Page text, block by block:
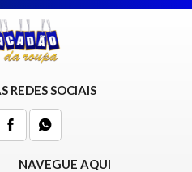
REDES SOCIAIS
NAVEGUE AQUI